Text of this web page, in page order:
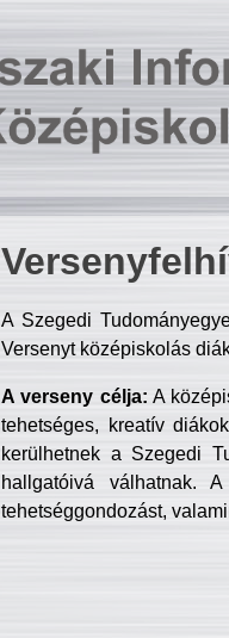
A Szegedi
Versenyt középiskolás
A verseny célja: A
tehetséges, kreatív
kerülhetnek a Szegedi
hallgatóivá válhatnak.
tehetséggondozást,